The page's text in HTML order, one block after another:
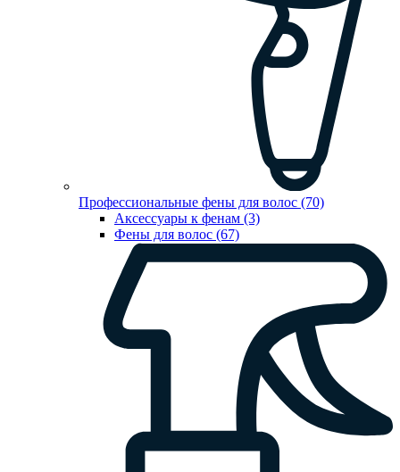
Профессиональные фены для волос (70)
Аксессуары к фенам (3)
Фены для волос (67)